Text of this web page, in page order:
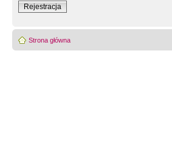
Rejestracja
Strona główna